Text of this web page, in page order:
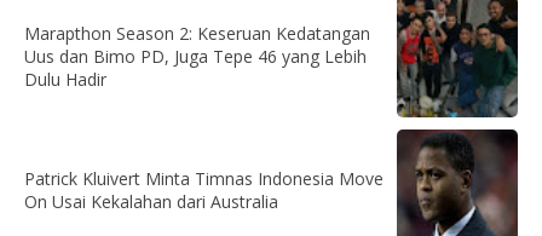
Marapthon Season 2: Keseruan Kedatangan
Uus dan Bimo PD, Juga Tepe 46 yang Lebih
Dulu Hadir
Patrick Kluivert Minta Timnas Indonesia Move
On Usai Kekalahan dari Australia